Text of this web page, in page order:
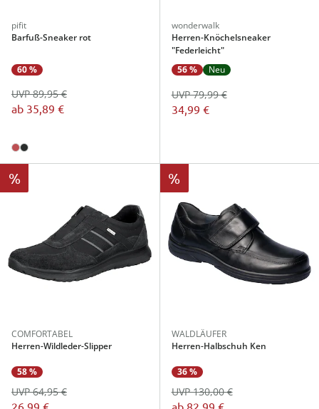
pifit
Barfuß-Sneaker rot
60 %
ab 35,89 €
UVP 89,95 €
wonderwalk
Herren-Knöchelsneaker
"Federleicht"
56 %
Neu
34,99 €
UVP 79,99 €
%
COMFORTABEL
Herren-Wildleder-Slipper
58 %
UVP 64,95 €
%
WALDLÄUFER
Herren-Halbschuh Ken
36 %
ab 82,99 €
UVP 130,00 €